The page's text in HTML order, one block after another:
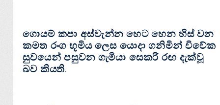
ගොයම් කපා අස්‌වැන්න හෙට හෙන හිස්‌ වන
කමත රංග භූමිය ලෙස යොදා ගනිමින් විවේක
සුවයෙන් පසුවන ගැමියා සෙකරි රඟ දැක්‌වූ
බව කියති.